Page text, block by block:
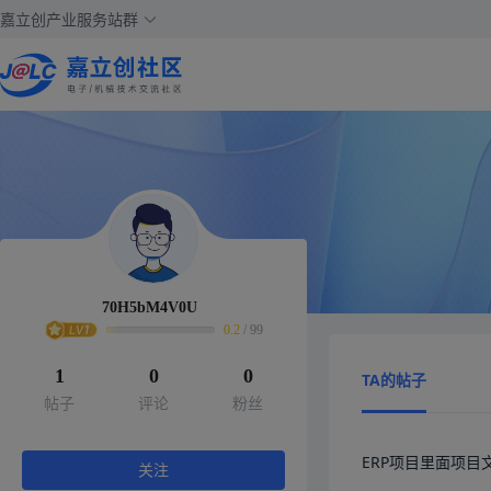
嘉立创产业服务站群
70H5bM4V0U
0.2 / 99
1
帖子
0
评论
0
粉丝
关注
TA的帖子
ERP项目里面项目